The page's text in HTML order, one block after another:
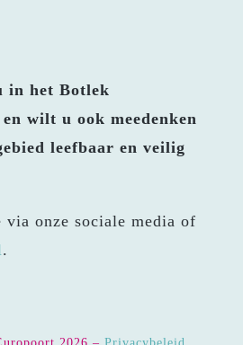
in het Botlek
wilt u ook meedenken
leefbaar en veilig
onze sociale media of
.